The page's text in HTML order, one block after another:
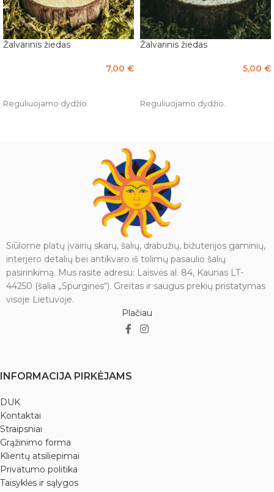
Žalvarinis žiedas
7,00 €
Reguliuojamo dydžio.
Žalvarinis žiedas
5,00 €
Reguliuojamo dydžio.
Siūlome platų įvairių skarų, šalių, drabužių, bižuterijos gaminių,
interjero detalių bei antikvaro iš tolimų pasaulio šalių
pasirinkimą. Mus rasite adresu: Laisvės al. 84, Kaunas LT-
44250 (šalia „Spurginės“). Greitas ir saugus prekių pristatymas
visoje Lietuvoje.
Plačiau
INFORMACIJA PIRKĖJAMS
DUK
Kontaktai
Straipsniai
Grąžinimo forma
Klientų atsiliepimai
Privatumo politika
Taisyklės ir sąlygos